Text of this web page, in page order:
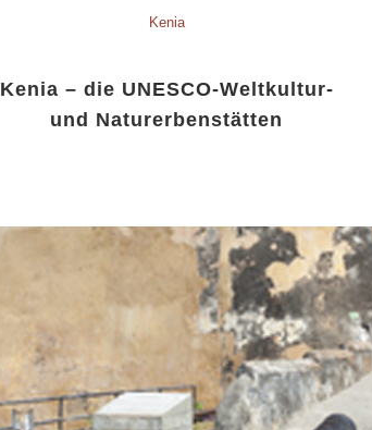
Kenia
Kenia – die UNESCO-Weltkultur-
und Naturerbenstätten